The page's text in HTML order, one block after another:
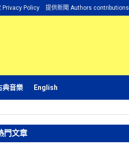
Privacy Policy 提供新聞 Authors contributions
典音樂 English
門文章